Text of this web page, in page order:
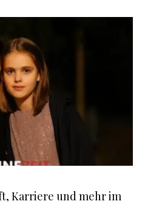
Karriere und mehr im